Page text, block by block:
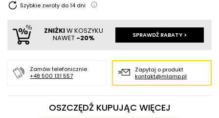
Szybkie zwroty do14 dni
ZNIŻKIW KOSZYKU
NAWET -20% SPRAWDŹ RABATY >
Zamów telefonicznie
+48 500 131 557
Zapytaj o produkt
kontakt@mlamp.pl
OSZCZĘDŹ KUPUJĄC WIĘCEJ